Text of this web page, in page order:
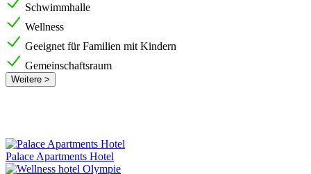
Schwimmhalle
Wellness
Geeignet für Familien mit Kindern
Gemeinschaftsraum
Weitere >
Palace Apartments Hotel